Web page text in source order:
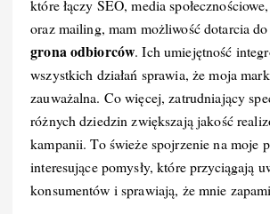
które łączy SEO, media
oraz mailing, mam możliwość dotarcia do
grona odbiorców. Ich umiejętność
wszystkich działań sprawia, że moja
zauważalna. Co więcej, zatrudniający
różnych dziedzin zwiększają jakość
kampanii. To świeże spojrzenie na moje
interesujące pomysły, które przyciągają
konsumentów i sprawiają, że mnie